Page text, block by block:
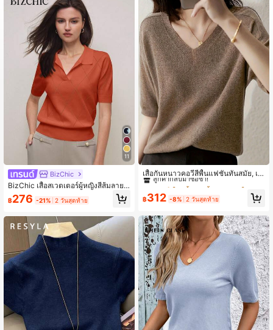
4.78 1.6M ผู้ติดตาม
4.78 1.6M ผู้ติดตาม
4.78 1.6M ผู้ติดตาม
1.6M ผู้ติดตาม
4.78 1.6M ผู้ติดตาม
11
BizChic
BizChic เสื้อสเวตเตอร์ผู้หญิงสีส้มลายอ
าร์ไกลล์แบบไม่สมมาตรถักโครเชต์คอโ
ปโล สไตล์มินิมอลเรียบหรู ลำลอง สำหรั
วันหยุด วันอิสรภาพ ฤดูกาลรับปริญญา เ
ทศกาลดนตรี ช่วยให้ดูเพรียว อเนกประ
สงค์ พรีเมียม สำหรับฤดูร้อน งานสังคม
วันหยุด ปาร์ตี้ ออกไปเที่ยว ชายหาด ออ
ฟฟิศ สไตล์วินเทจฝรั่งเศส สดใส
฿276 -21% 2 วันสุดท้าย
เสื้อกันหนาวคอวีสีพื้นแฟชั่นทันสมัย, เสื้
อสวมหัวทรงหลวมสำหรับผู้หญิงฤดูร้อน
#7 ขายดี
ลูกค้ากลับมาซื้อซ้ำ!
#7 ขายดี
ลูกค้ากลับมาซื้อซ้ำ!
#7 ขายดี
ลูกค้ากลับมาซื้อซ้ำ!
#7 ขายดี
ใน เนื้อผ้า เสื้อผ้าสำหรับใส่ทุกวันที่อ่อนโยนต่อผิ
ลูกค้ากลับมาซื้อซ้ำ!
฿312 -8% 2 วันสุดท้าย